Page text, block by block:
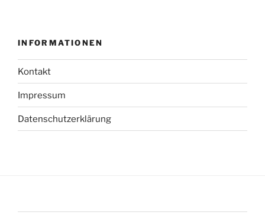
INFORMATIONEN
Kontakt
Impressum
Datenschutzerklärung